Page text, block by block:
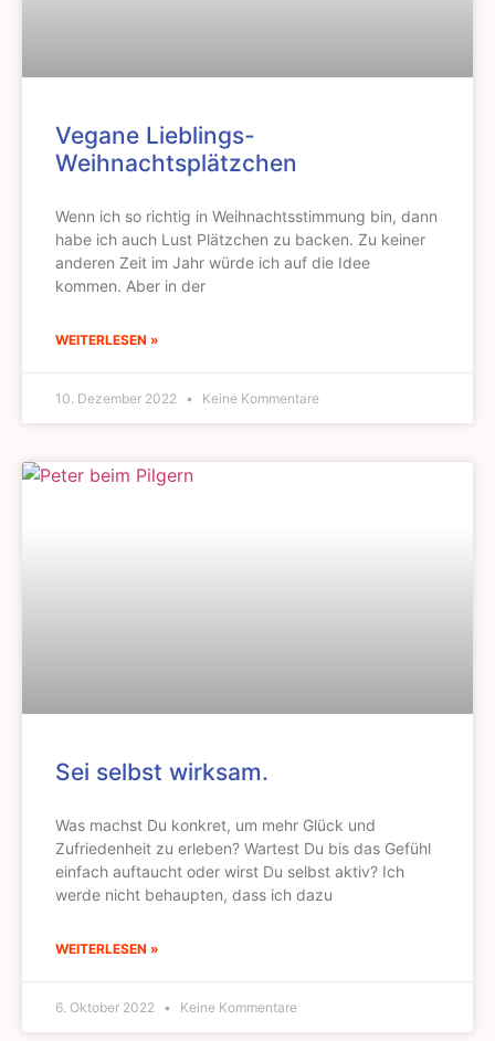
Vegane Lieblings-
Weihnachtsplätzchen
Wenn ich so richtig in Weihnachtsstimmung bin, dann
habe ich auch Lust Plätzchen zu backen. Zu keiner
anderen Zeit im Jahr würde ich auf die Idee
kommen. Aber in der
WEITERLESEN »
10. Dezember 2022 Keine Kommentare
Sei selbst wirksam.
Was machst Du konkret, um mehr Glück und
Zufriedenheit zu erleben? Wartest Du bis das Gefühl
einfach auftaucht oder wirst Du selbst aktiv? Ich
werde nicht behaupten, dass ich dazu
WEITERLESEN »
6. Oktober 2022 Keine Kommentare